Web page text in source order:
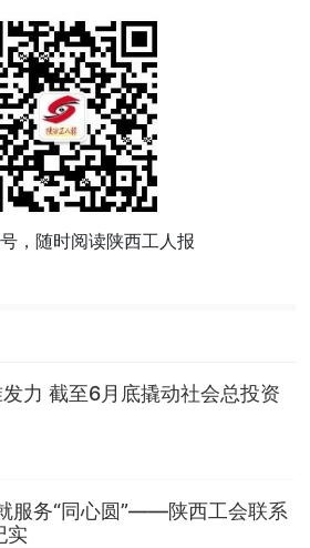
，随时阅读陕西工人报
力 截至6月底撬动社会总投资
服务“同心圆”——陕西工会联系
实